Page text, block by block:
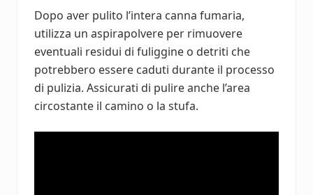
Dopo aver pulito l’intera canna fumaria,
utilizza un aspirapolvere per rimuovere
eventuali residui di fuliggine o detriti che
potrebbero essere caduti durante il processo
di pulizia. Assicurati di pulire anche l’area
circostante il camino o la stufa.